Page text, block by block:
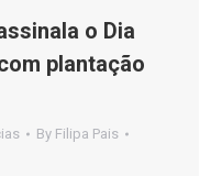
o Dia
plantação
By Filipa Pais